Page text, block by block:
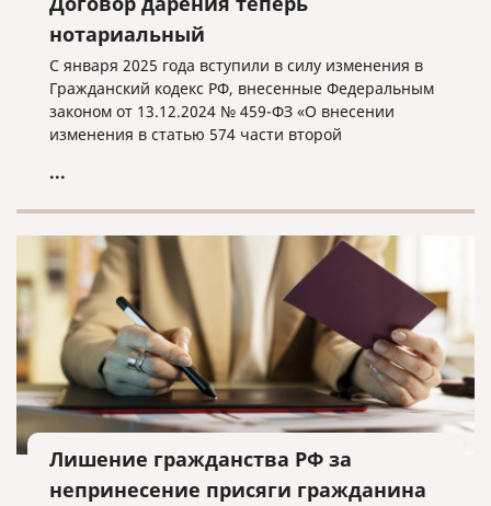
нотариальный
С января 2025 года вступили в силу изменения в
Гражданский кодекс РФ, внесенные Федеральным
законом от 13.12.2024 № 459-ФЗ «О внесении
изменения в статью 574 части второй
...
Лишение гражданства РФ за
непринесение присяги гражданина